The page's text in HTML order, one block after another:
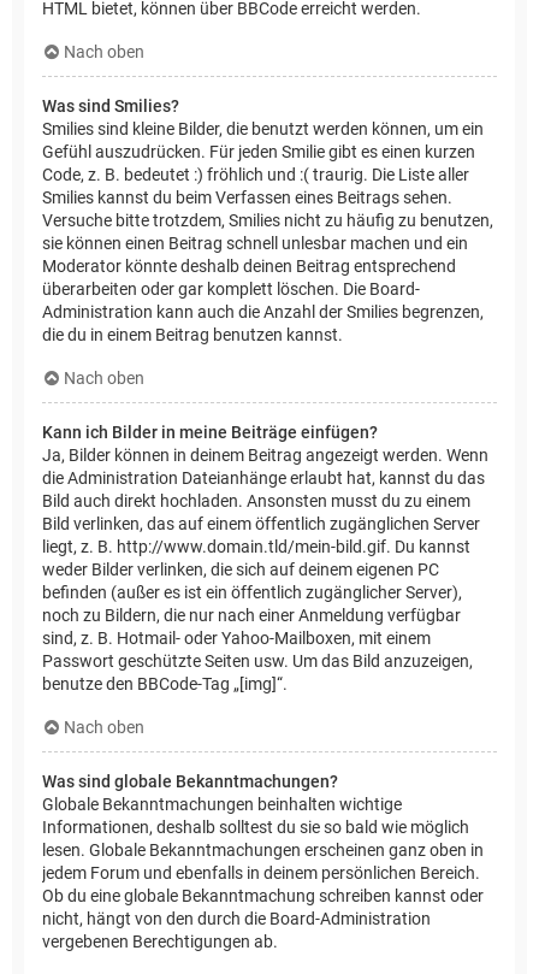
HTML bietet, können über BBCode erreicht werden.
Nach oben
Was sind Smilies?
Smilies sind kleine Bilder, die benutzt werden können, um ein
Gefühl auszudrücken. Für jeden Smilie gibt es einen kurzen
Code, z. B. bedeutet :) fröhlich und :( traurig. Die Liste aller
Smilies kannst du beim Verfassen eines Beitrags sehen.
Versuche bitte trotzdem, Smilies nicht zu häufig zu benutzen,
sie können einen Beitrag schnell unlesbar machen und ein
Moderator könnte deshalb deinen Beitrag entsprechend
überarbeiten oder gar komplett löschen. Die Board-
Administration kann auch die Anzahl der Smilies begrenzen,
die du in einem Beitrag benutzen kannst.
Nach oben
Kann ich Bilder in meine Beiträge einfügen?
Ja, Bilder können in deinem Beitrag angezeigt werden. Wenn
die Administration Dateianhänge erlaubt hat, kannst du das
Bild auch direkt hochladen. Ansonsten musst du zu einem
Bild verlinken, das auf einem öffentlich zugänglichen Server
liegt, z. B. http://www.domain.tld/mein-bild.gif. Du kannst
weder Bilder verlinken, die sich auf deinem eigenen PC
befinden (außer es ist ein öffentlich zugänglicher Server),
noch zu Bildern, die nur nach einer Anmeldung verfügbar
sind, z. B. Hotmail- oder Yahoo-Mailboxen, mit einem
Passwort geschützte Seiten usw. Um das Bild anzuzeigen,
benutze den BBCode-Tag „[img]“.
Nach oben
Was sind globale Bekanntmachungen?
Globale Bekanntmachungen beinhalten wichtige
Informationen, deshalb solltest du sie so bald wie möglich
lesen. Globale Bekanntmachungen erscheinen ganz oben in
jedem Forum und ebenfalls in deinem persönlichen Bereich.
Ob du eine globale Bekanntmachung schreiben kannst oder
nicht, hängt von den durch die Board-Administration
vergebenen Berechtigungen ab.